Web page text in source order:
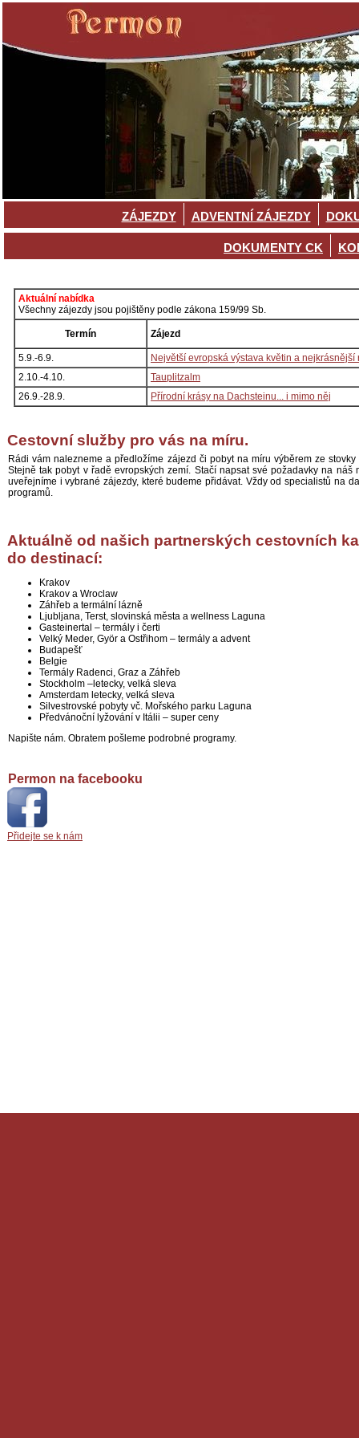
ZÁJEZDY ADVENTNÍ ZÁJEZDY
DOKUMENTY CK
Aktuální nabídka
Všechny zájezdy jsou pojištěny podle zákona 159/99 Sb.
Termín Zájezd
5.9.-6.9.
Největší evropská výstava květin a
2.10.-4.10.
Tauplitzalm
26.9.-28.9.
Přírodní krásy na Dachsteinu... i mimo něj
Cestovní služby pro vás na míru.
Rádi vám nalezneme a předložíme zájezd či pobyt na míru výběrem ze
Stejně tak pobyt v řadě evropských zemí. Stačí napsat své požadavky na
uveřejníme i vybrané zájezdy, které budeme přidávat. Vždy od specialistů na
programů.
Aktuálně od našich partnerských cestovních
do destinací:
Krakov
Krakov a Wroclaw
Záhřeb a termální lázně
Ljubljana, Terst, slovinská města a wellness Laguna
Gasteinertal – termály i čerti
Velký Meder, Györ a Ostřihom – termály a advent
Budapešť
Belgie
Termály Radenci, Graz a Záhřeb
Stockholm –letecky, velká sleva
Amsterdam letecky, velká sleva
Silvestrovské pobyty vč. Mořského parku Laguna
Předvánoční lyžování v Itálii – super ceny
Napište nám. Obratem pošleme podrobné programy.
Permon na facebooku
Přidejte se k nám